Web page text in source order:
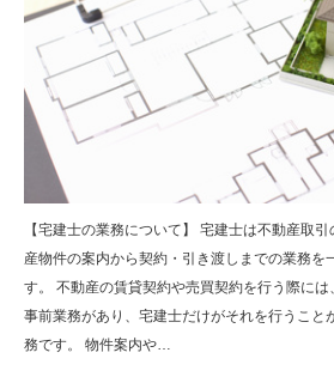
【宅建士の業務について】 宅建士は不動産取
産物件の案内から契約・引き渡しまでの業務を
す。 不動産の賃貸契約や売買契約を行う際には
事前業務があり、宅建士だけがそれを行うこと
務です。 物件案内や…